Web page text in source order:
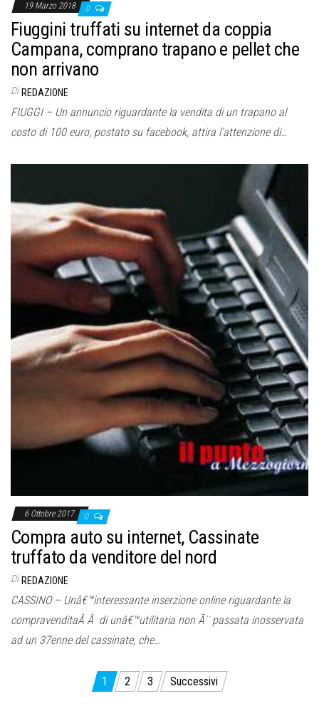
19 Marzo 2018 0
Fiuggini truffati su internet da coppia
Campana, comprano trapano e pellet che
non arrivano
Di REDAZIONE
FIUGGI – Un annuncio riguardante la vendita di un trapano al
costo di 100 euro, postato su facebook, attira l’attenzione di…
6 Ottobre 2017 0
Compra auto su internet, Cassinate
truffato da venditore del nord
Di REDAZIONE
CASSINO – Unâ€™interessante inserzione online riguardante la
compravenditaÂ Â di unâ€™utilitaria non Ã¨ passata inosservata
ad un 37enne del cassinate, che…
Paginazione
1 2 3 Successivi